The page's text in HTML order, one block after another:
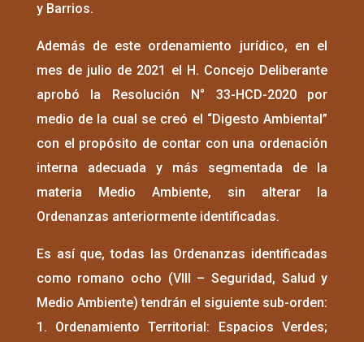
y Barrios.
Además de este ordenamiento jurídico, en el
mes de julio de 2021 el H. Concejo Deliberante
aprobó la Resolución N° 33-HCD-2020 por
medio de la cual se creó el “Digesto Ambiental”
con el propósito de contar con una ordenación
interna adecuada y más segmentada de la
materia Medio Ambiente, sin alterar la
Ordenanzas anteriormente identificadas.
Es así que, todas las Ordenanzas identificadas
como romano ocho (VIII – Seguridad, Salud y
Medio Ambiente) tendrán el siguiente sub-orden:
1. Ordenamiento Territorial: Espacios Verdes;